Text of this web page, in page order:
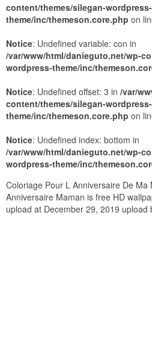
content/themes/silegan-wordpress-
theme/inc/themeson.core.php on
Notice: Undefined variable: con in
/var/www/html/danieguto.net/wp-
wordpress-theme/inc/
Notice: Undefined offset: 3 in /var/
content/themes/silegan-wordpress-
theme/inc/themeson.core.php on
Notice: Undefined index: bottom in
/var/www/html/danieguto.net/wp-
wordpress-theme/inc/
Coloriage Pour L Anniversaire De
Anniversaire Maman is free HD
upload at December 29, 2019 upload